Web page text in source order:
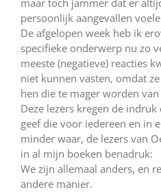
maar toch jammer dat er
persoonlijk aangevallen
De afgelopen week heb ik
specifieke onderwerp nu zo
meeste (negatieve) reacties
niet kunnen vasten, omdat
hen die te mager worden van
Deze lezers kregen de
geef die voor iedereen en in
minder waar, de lezers van
in al mijn boeken benadruk:
We zijn allemaal anders, en
andere manier.